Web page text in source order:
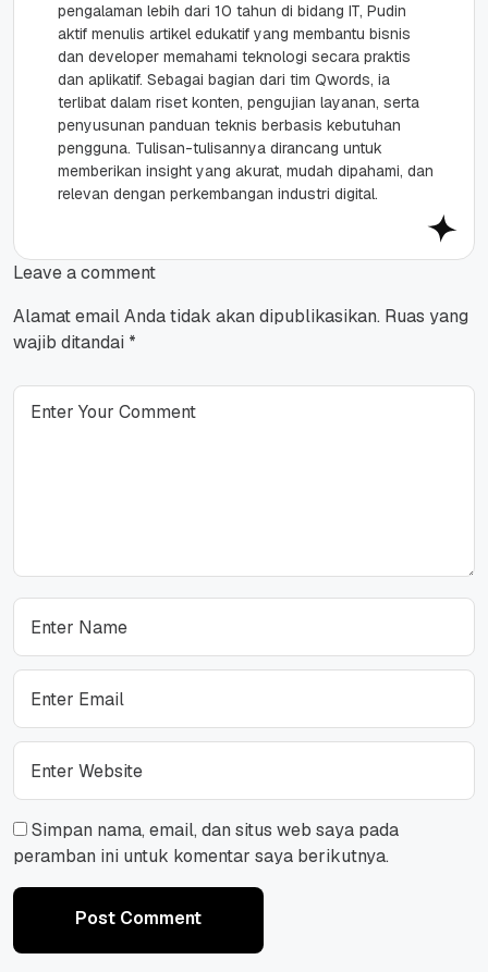
pengalaman lebih dari 10 tahun di bidang IT, Pudin
aktif menulis artikel edukatif yang membantu bisnis
dan developer memahami teknologi secara praktis
dan aplikatif. Sebagai bagian dari tim Qwords, ia
terlibat dalam riset konten, pengujian layanan, serta
penyusunan panduan teknis berbasis kebutuhan
pengguna. Tulisan-tulisannya dirancang untuk
memberikan insight yang akurat, mudah dipahami, dan
relevan dengan perkembangan industri digital.
Leave a comment
Alamat email Anda tidak akan dipublikasikan. Ruas yang
wajib ditandai *
Simpan nama, email, dan situs web saya pada
peramban ini untuk komentar saya berikutnya.
Post Comment